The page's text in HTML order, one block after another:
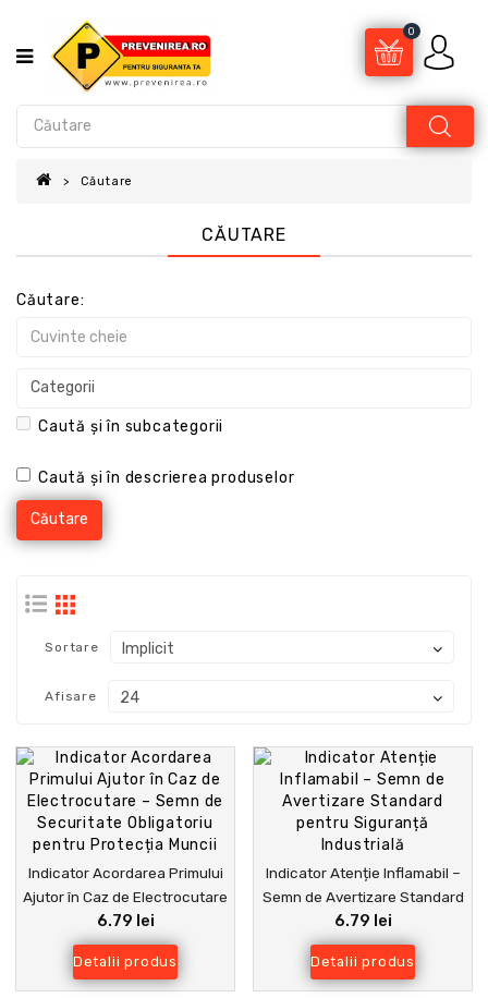
0
Căutare
CĂUTARE
Căutare:
Caută și în subcategorii
Caută și în descrierea produselor
Sortare
Afisare
Indicator Acordarea Primului
Ajutor în Caz de Electrocutare
– Semn de Securitate
Obligatoriu pentru Protecția
Muncii
6.79 lei
Detalii produs
Indicator Atenție Inflamabil –
Semn de Avertizare Standard
pentru Siguranță Industrială
6.79 lei
Detalii produs